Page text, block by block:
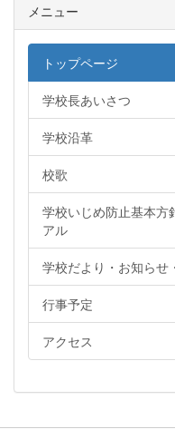
メニュー
トップページ
学校長あいさつ
学校沿革
校歌
学校いじめ防止基本方
アル
学校だより・お知らせ
行事予定
アクセス